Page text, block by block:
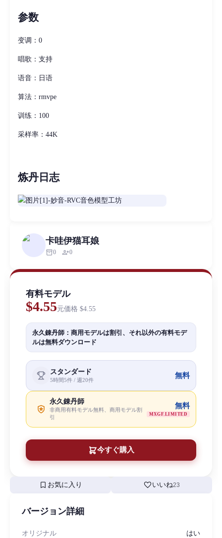
参数
变调：0
唱歌：支持
语音：日语
算法：rmvpe
训练：100
采样率：44K
炼丹日志
卡哇伊猫耳娘
inventory_20 person_add0
有料モデル
$4.55元価格 $4.55
永久錬丹師：商用モデルは割引、それ以外の有料モデ
ルは無料ダウンロード
スタンダード
5時間5件 / 週20件
無料
永久錬丹師
非商用有料モデル無料、商用モデル割
引
無料
MXGF.LIMITED
今すぐ購入
bookmark お気に入り favoriteいいね23
バージョン詳細
オリジナル はい